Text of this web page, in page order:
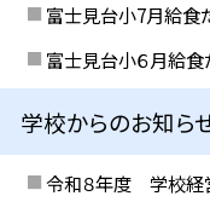
富士見台小7月給食
富士見台小６月給
学校からのお知ら
令和８年度 学校経